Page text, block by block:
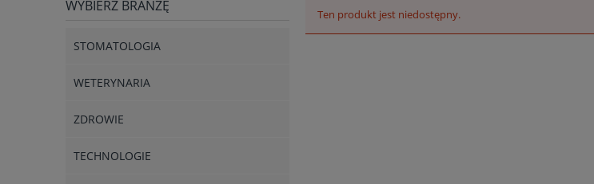
WYBIERZ BRANŻĘ
STOMATOLOGIA
WETERYNARIA
ZDROWIE
TECHNOLOGIE
Ten produkt jest niedostępny.